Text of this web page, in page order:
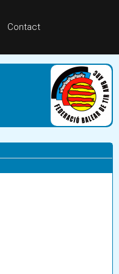
Contact